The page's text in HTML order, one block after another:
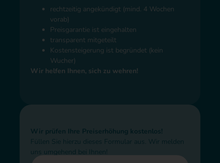
rechtzeitig angekündigt (mind. 4 Wochen
vorab)
Preisgarantie ist eingehalten
transparent mitgeteilt
Kostensteigerung ist begründet (kein
Wucher)
Wir helfen Ihnen, sich zu wehren!
Wir prüfen Ihre Preiserhöhung kostenlos!
Füllen Sie hierzu dieses Formular aus. Wir melden
uns umgehend bei Ihnen!